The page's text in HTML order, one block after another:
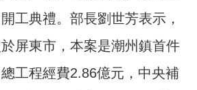
工典禮。部長劉世芳表示，
屏東市，本案是潮州鎮首件
工程經費2.86億元，中央補